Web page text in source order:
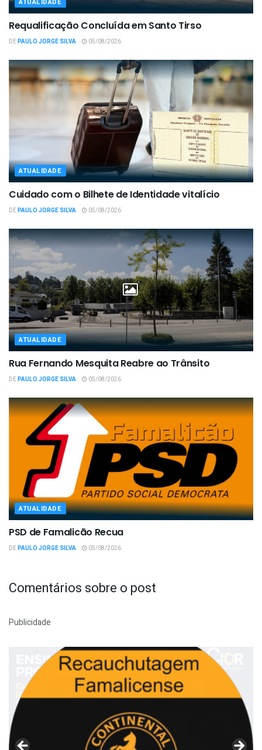
ATUALIDADE
Requalificação Concluída em Santo Tirso
DEPAULO JORGE SILVA 05/08/2026
ATUALIDADE
Cuidado com o Bilhete de Identidade vitalício
DEPAULO JORGE SILVA 05/08/2026
ATUALIDADE
Rua Fernando Mesquita Reabre ao Trânsito
DEPAULO JORGE SILVA 05/08/2026
ATUALIDADE
PSD de Famalicão Recua
DEPAULO JORGE SILVA 05/08/2026
Comentários sobre o post
Publicidade